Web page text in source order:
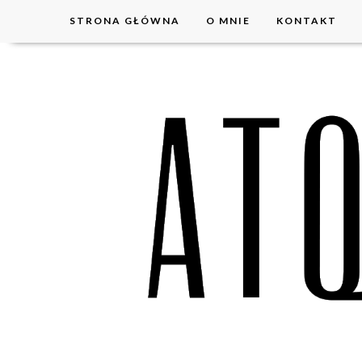
STRONA GŁÓWNA O MNIE KONTAKT